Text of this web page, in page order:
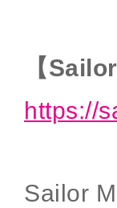
【
https://
Sailor